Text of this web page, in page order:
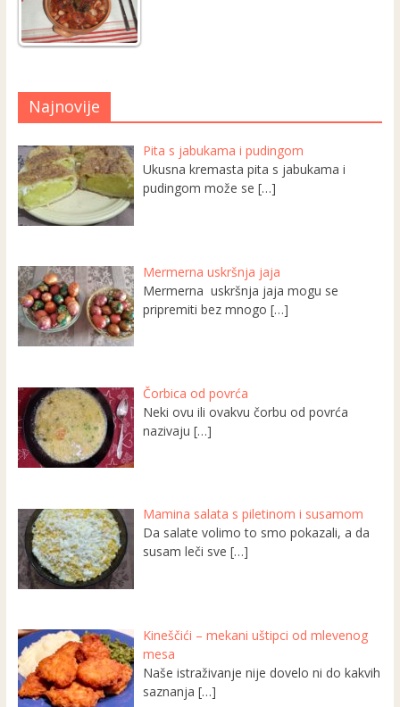
Najnovije
Pita s jabukama i pudingom
Ukusna kremasta pita s jabukama i
pudingom može se[…]
Mermerna uskršnja jaja
Mermerna uskršnja jaja mogu se
pripremiti bez mnogo[…]
Čorbica od povrća
Neki ovu ili ovakvu čorbu od povrća
nazivaju[…]
Mamina salata s piletinom i susamom
Da salate volimo to smo pokazali, a da
susam leči sve[…]
Kineščići – mekani uštipci od mlevenog
mesa
Naše istraživanje nije dovelo ni do kakvih
saznanja[…]